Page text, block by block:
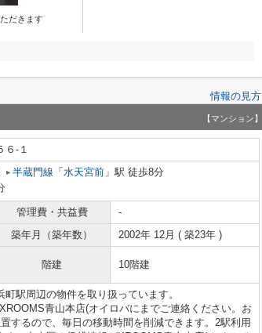
だきます
情報の見方
【マンション】
６-１
半蔵門線 「 水天宮前 」駅 徒歩8分
管理費・共益費
-
築年月（築年数） 2002年 12月 ( 築23年 )
階建 10階建
駅周辺の物件を取り扱っています。
青山本店(オイロバにまでご連絡ください。お
するので、毎日の移動時間を削減できます。2駅利用